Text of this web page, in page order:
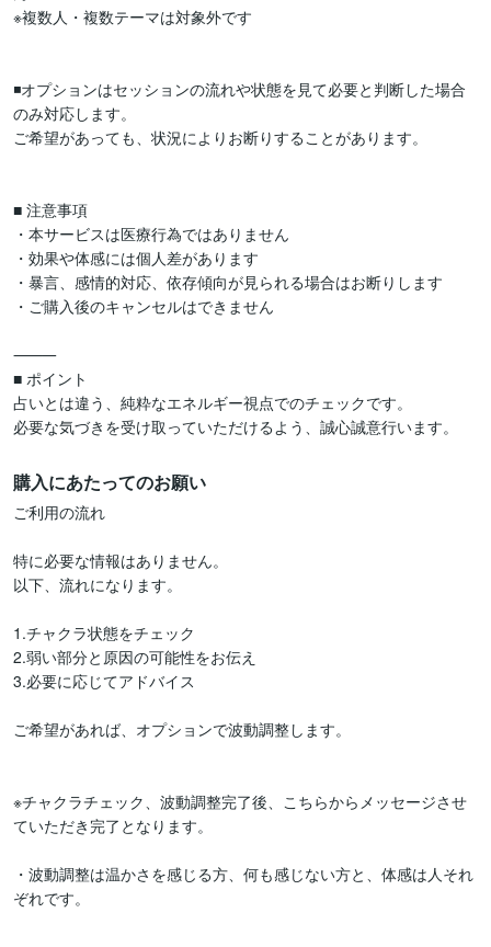
※複数人・複数テーマは対象外です
◾️オプションはセッションの流れや状態を見て必要と判断した場合
のみ対応します。
ご希望があっても、状況によりお断りすることがあります。
■ 注意事項
・本サービスは医療行為ではありません
・効果や体感には個人差があります
・暴言、感情的対応、依存傾向が見られる場合はお断りします
・ご購入後のキャンセルはできません
⸻
■ ポイント
占いとは違う、純粋なエネルギー視点でのチェックです。
購入にあたってのお願い
ご利用の流れ
特に必要な情報はありません。
以下、流れになります。
1.チャクラ状態をチェック
2.弱い部分と原因の可能性をお伝え
3.必要に応じてアドバイス
ご希望があれば、オプションで波動調整します。
※チャクラチェック、波動調整完了後、こちらからメッセージさせ
ていただき完了となります。
・波動調整は温かさを感じる方、何も感じない方と、体感は人それ
ぞれです。